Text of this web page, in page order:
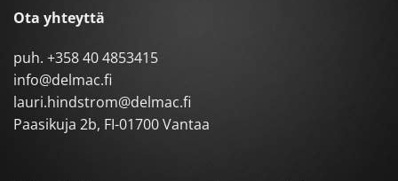
Ota yhteyttä
puh. +358 40 4853415
info@delmac.fi
lauri.hindstrom@delmac.fi
Paasikuja 2b, FI-01700 Vantaa